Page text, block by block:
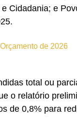
Cidadania; e
de 2026
total ou
o relatório
de 0,8% para